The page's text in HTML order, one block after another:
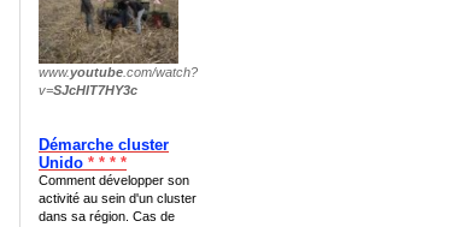
www.youtube .com/watch?
v=SJcHIT7HY3c
Démarche cluster
Unido * * * *
Comment développer son
activité au sein d'un cluster
dans sa région. Cas de